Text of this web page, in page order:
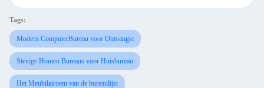
Tags:
Modern ComputerBureau voor Ontvangst
Stevige Houten Bureaus voor Huisbureau
Het Meubilairoem van de bureaulijst